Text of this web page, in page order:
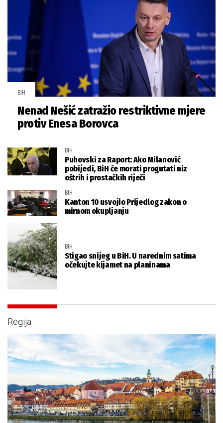
BIH
Nenad Nešić zatražio restriktivne mjere
protiv Enesa Borovca
BIH
Puhovski za Raport: Ako Milanović
pobijedi, BiH će morati progutati niz
oštrih i prostačkih riječi
BIH
Kanton 10 usvojio Prijedlog zakon o
mirnom okupljanju
BIH
Stigao snijeg u BiH. U narednim satima
očekujte kijamet na planinama
Regija